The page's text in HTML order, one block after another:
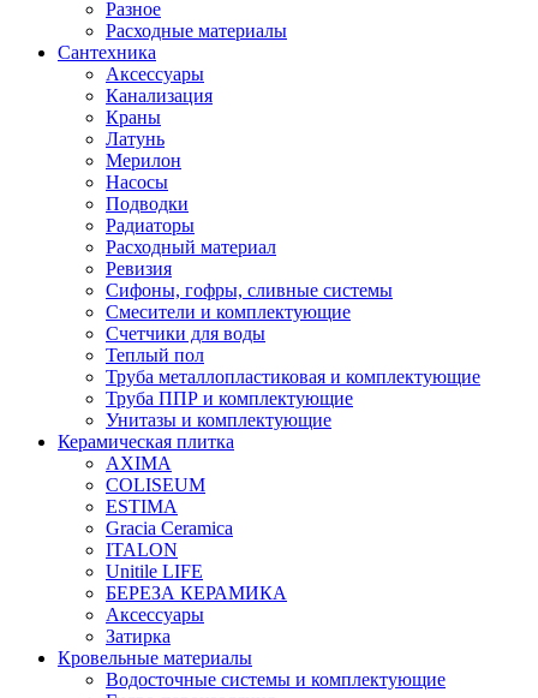
Разное
Расходные материалы
Сантехника
Аксессуары
Канализация
Краны
Латунь
Мерилон
Насосы
Подводки
Радиаторы
Расходный материал
Ревизия
Сифоны, гофры, сливные системы
Смесители и комплектующие
Счетчики для воды
Теплый пол
Труба металлопластиковая и комплектующие
Труба ППР и комплектующие
Унитазы и комплектующие
Керамическая плитка
AXIMA
COLISEUM
ESTIMA
Gracia Ceramica
ITALON
Unitile LIFE
БЕРЕЗА КЕРАМИКА
Аксессуары
Затирка
Кровельные материалы
Водосточные системы и комплектующие